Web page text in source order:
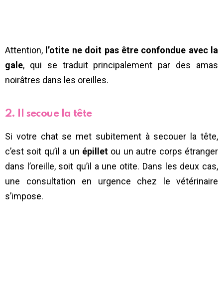
Attention, l’otite ne doit pas être confondue avec la
gale, qui se traduit principalement par des amas
noirâtres dans les oreilles.
2. Il secoue la tête
Si votre chat se met subitement à secouer la tête,
c’est soit qu’il a un épillet ou un autre corps étranger
dans l’oreille, soit qu’il a une otite. Dans les deux cas,
une consultation en urgence chez le vétérinaire
s’impose.